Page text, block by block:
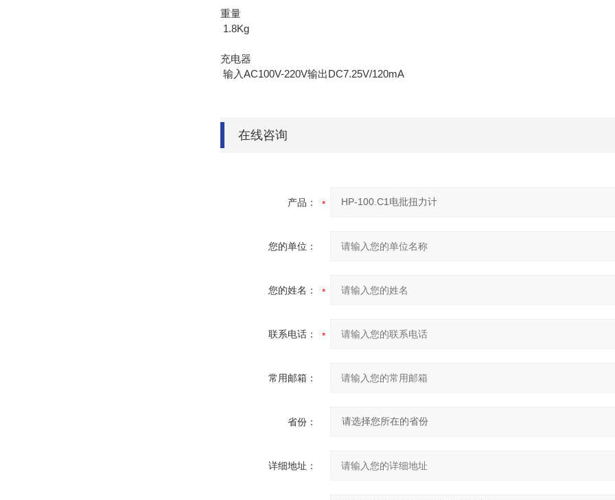
重量
1.8Kg
充电器
输入AC100V-220V输出DC7.25V/120mA
在线咨询
产品：
您的单位：
您的姓名：
联系电话：
常用邮箱：
省份：
详细地址：